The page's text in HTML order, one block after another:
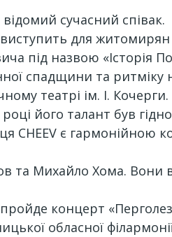
сучасний співак.
виступить для
під назвою «Історія
спадщини та
театрі ім. І.
його талант був
CHEEV є гармонійною
та Михайло Хома.
концерт
обласної